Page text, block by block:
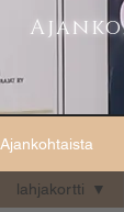
Ajankohtaista
lahjakortti